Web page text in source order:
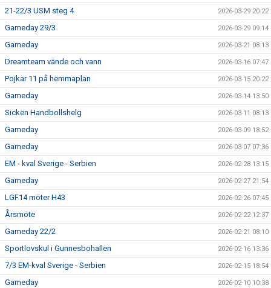
21-22/3 USM steg 4 2026-03-29 20:22
Gameday 29/3 2026-03-29 09:14
Gameday 2026-03-21 08:13
Dreamteam vände och vann 2026-03-16 07:47
Pojkar 11 på hemmaplan 2026-03-15 20:22
Gameday 2026-03-14 13:50
Sicken Handbollshelg 2026-03-11 08:13
Gameday 2026-03-09 18:52
Gameday 2026-03-07 07:36
EM - kval Sverige - Serbien 2026-02-28 13:15
Gameday 2026-02-27 21:54
LGF14 möter H43 2026-02-26 07:45
Årsmöte 2026-02-22 12:37
Gameday 22/2 2026-02-21 08:10
Sportlovskul i Gunnesbohallen 2026-02-16 13:36
7/3 EM-kval Sverige - Serbien 2026-02-15 18:54
Gameday 2026-02-10 10:38